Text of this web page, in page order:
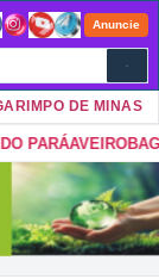
Anuncie
DE MINAS
BAGREBAIÃO